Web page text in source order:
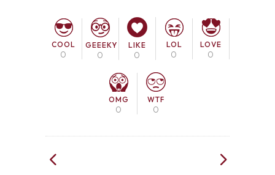
COOL
0
GEEEKY
0
LIKE
0
LOL
0
LOVE
0
OMG
0
WTF
0